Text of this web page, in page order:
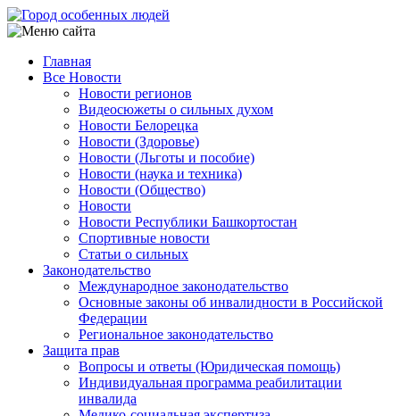
Перейти
к
содержанию
Main
navigation
Главная
Все Новости
Новости регионов
Видеосюжеты о сильных духом
Новости Белорецка
Новости (Здоровье)
Новости (Льготы и пособие)
Новости (наука и техника)
Новости (Общество)
Новости
Новости Республики Башкортостан
Спортивные новости
Статьи о сильных
Законодательство
Международное законодательство
Основные законы об инвалидности в Российской
Федерации
Региональное законодательство
Защита прав
Вопросы и ответы (Юридическая помощь)
Индивидуальная программа реабилитации
инвалида